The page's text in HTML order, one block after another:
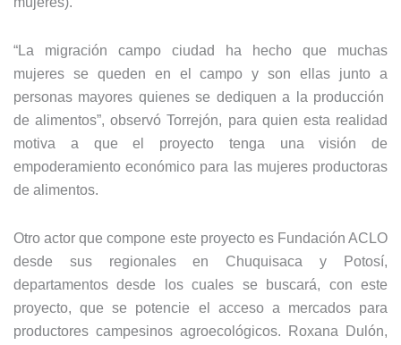
“La migración campo ciudad ha hecho que muchas
mujeres se queden en el campo y son ellas junto a
personas mayores quienes se dediquen a la producción
de alimentos”, observó Torrejón, para quien esta realidad
motiva a que el proyecto tenga una visión de
empoderamiento económico para las mujeres productoras
de alimentos.
Otro actor que compone este proyecto es Fundación ACLO
desde sus regionales en Chuquisaca y Potosí,
departamentos desde los cuales se buscará, con este
proyecto, que se potencie el acceso a mercados para
productores campesinos agroecológicos. Roxana Dulón,